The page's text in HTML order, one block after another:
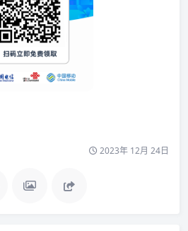
2023年 12月 24日